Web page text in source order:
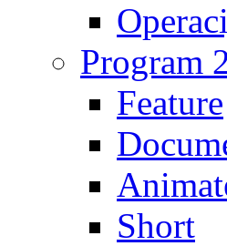
Program
Feature
Short